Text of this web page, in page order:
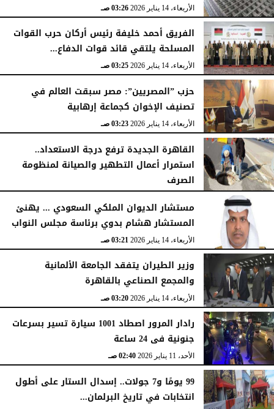
الأربعاء، 14 يناير 2026 03:26 صـ
الفريق أحمد خليفة رئيس أركان حرب القوات
المسلحة يلتقي قائد قوات الدفاع...
الأربعاء، 14 يناير 2026 03:25 صـ
حزب ”المصريين”: مصر سبقت العالم في
تصنيف الإخوان كجماعة إرهابية
الأربعاء، 14 يناير 2026 03:23 صـ
القاهرة الجديدة ترفع درجة الاستعداد..
استمرار أعمال التطهير والصيانة لمنظومة
الصرف
الأربعاء، 14 يناير 2026
مستشار الديوان الملكي السعودي ... يهنئ
المستشار هشام بدوي برئاسة مجلس النواب
الأربعاء، 14 يناير 2026 03:21 صـ
وزير الطيران يتفقد الجامعة الألمانية
والمجمع الصناعي بالقاهرة
الأربعاء، 14 يناير 2026 03:20 صـ
رادار المرور اصطاد 1001 سيارة تسير بسرعات
جنونية فى 24 ساعة
الأحد، 11 يناير 2026 02:40 صـ
99 يومًا و7 جولات.. إسدال الستار على أطول
انتخابات في تاريخ البرلمان...